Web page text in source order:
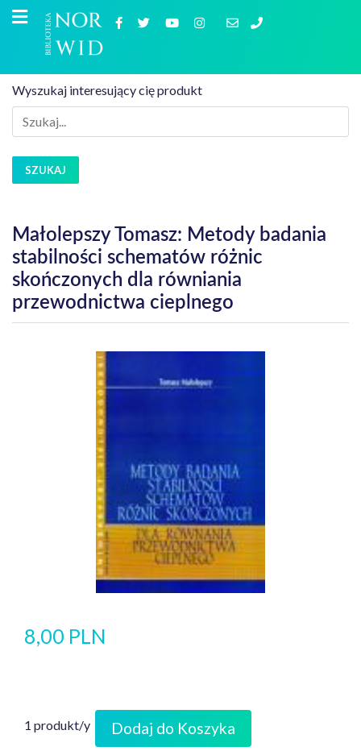
Wyszukaj interesujący cię produkt
SZUKAJ
Małolepszy Tomasz: Metody badania
stabilności schematów różnic
skończonych dla równiania
przewodnictwa cieplnego
8,00 PLN
1 produkt/y Dodaj do Koszyka